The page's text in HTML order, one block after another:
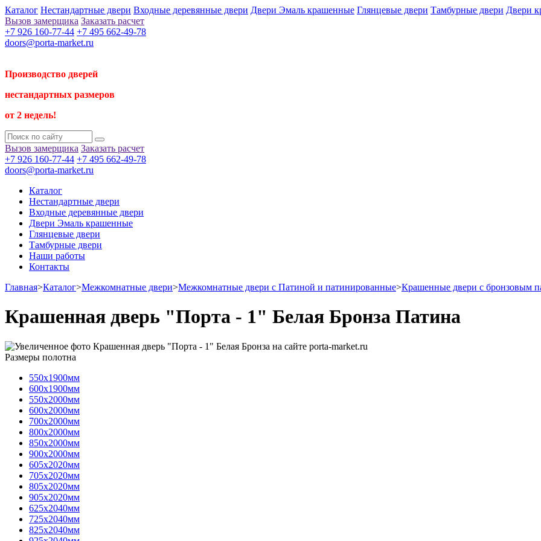
Каталог Нестандартные двери Входные деревянные двери Двери Эмаль крашенные Глянцевые двери Тамбурные двери Двери
Вызов замерщика Заказать расчет
+7 926 160-77-44 +7 495 662-49-78
doors@porta-market.ru
Производство дверей
нестандартных размеров
от 2 недель!
Вызов замерщика Заказать расчет
+7 926 160-77-44 +7 495 662-49-78
doors@porta-market.ru
Каталог
Нестандартные двери
Входные деревянные двери
Двери Эмаль крашенные
Глянцевые двери
Тамбурные двери
Наши работы
Контакты
Главная>Каталог>Межкомнатные двери>Межкомнатные двери с Патиной и патинированные>Крашенные двери с бронзовым
Крашенная дверь "Порта - 1" Белая Бронза Патина
Размеры полотна
550х1900мм
600х1900мм
550х2000мм
600х2000мм
700х2000мм
800х2000мм
850х2000мм
900х2000мм
605х2020мм
705х2020мм
805х2020мм
905х2020мм
625х2040мм
725х2040мм
825х2040мм